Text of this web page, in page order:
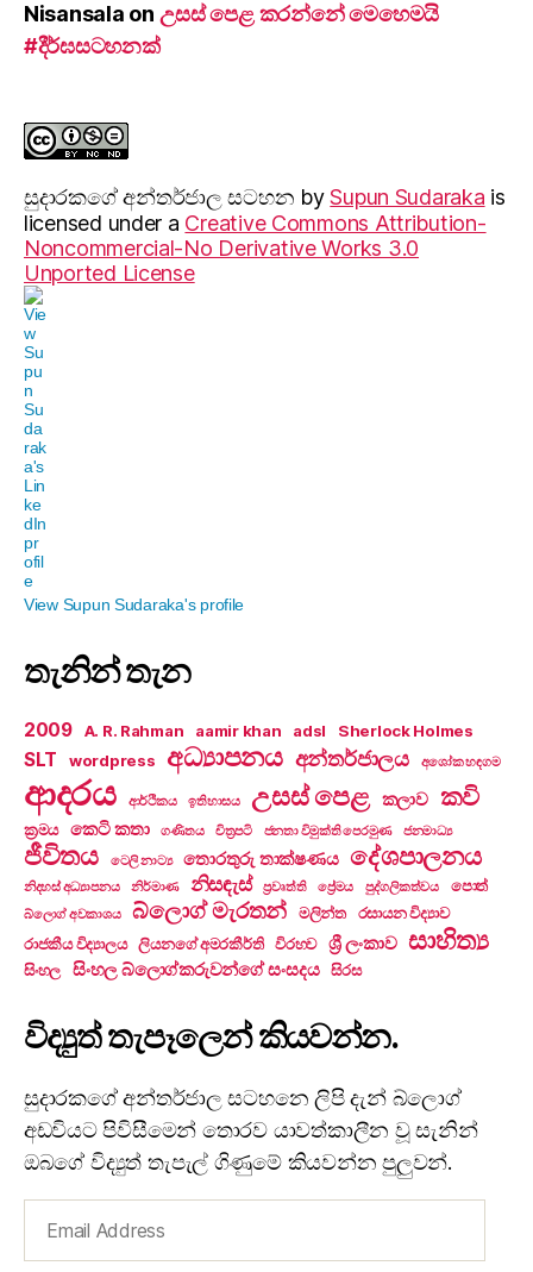
Nisansala on උසස් පෙළ කරන්නේ මෙහෙමයි
#දීර්ඝසටහනක්
සුදාරක‍ගේ අන්තර්ජාල සටහන bySupun Sudaraka is
licensed under a Creative Commons Attribution-
Noncommercial-No Derivative Works 3.0
Unported License
View Supun Sudaraka's profile
තැනින් තැන
2009 A. R. Rahman aamir khan adsl Sherlock Holmes
SLT wordpress අධ්‍යාපනය අන්තර්ජාලය අශෝක හඳගම
ආදරය ආර්ථිකය ඉතිහාසය උසස් පෙළ කලාව කවි
ක්‍රමය කෙටි කතා ගණිතය චිත්‍රපටි ජනතා විමුක්ති පෙරමුණ ජනමාධ්‍ය
ජීවිතය ටෙලි නාට්‍ය තොරතුරු තාක්ෂණය දේශපාලනය
නිදහස් අධ්‍යාපනය නිර්මාණ නිසඳැස් ප්‍රවෘත්ති ප්‍රේමය පුද්ගලිකත්වය පොත්
බ්ලොග් අවකාශය බ්ලොග් මැරතන් මලින්ත
රසායන විද්‍යාව
රාජකීය විද්‍යාලය
ලියනගේ අමරකීර්ති විරහව ශ්‍රී ලංකාව සාහිත්‍ය
සිංහල සිංහල බ්ලොග්කරුවන්ගේ සංසදය සිරස
විද්‍යුත් තැපෑලෙන් කියවන්න.
සුදාරකගේ අන්තර්ජාල සටහනෙ ලිපි දැන් බ්ලොග්
අඩවියට පිවිසීමෙන් තොරව යාවත්කාලීන වූ සැනින්
ඔබගේ විද්‍යුත් තැපැල් ගිණුමේ කියවන්න පුලුවන්.
Address